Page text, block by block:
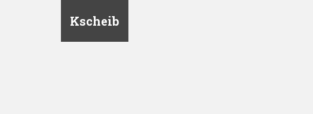
Kscheib